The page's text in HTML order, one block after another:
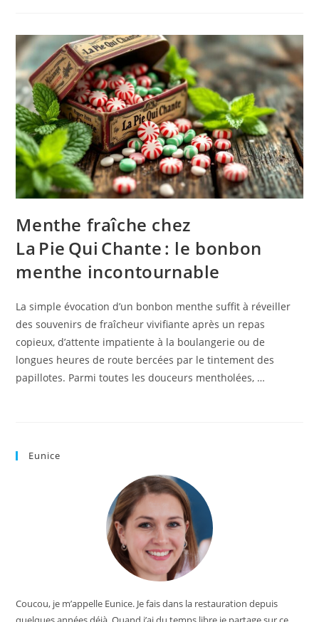
Menthe fraîche chez
La Pie Qui Chante : le bonbon
menthe incontournable
La simple évocation d’un bonbon menthe suffit à réveiller
des souvenirs de fraîcheur vivifiante après un repas
copieux, d’attente impatiente à la boulangerie ou de
longues heures de route bercées par le tintement des
papillotes. Parmi toutes les douceurs mentholées, …
Eunice
Coucou, je m’appelle Eunice. Je fais dans la restauration depuis